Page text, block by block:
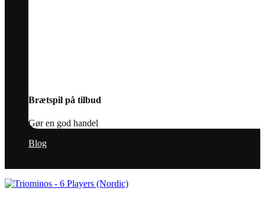
Brætspil på tilbud
Gør en god handel
Blog